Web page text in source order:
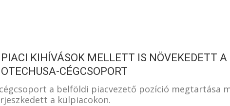
KIHÍVÁSOK MELLETT IS NÖVEKEDETT A
CÉGCSOPORT
a belföldi piacvezető pozíció megtartása
a külpiacokon.